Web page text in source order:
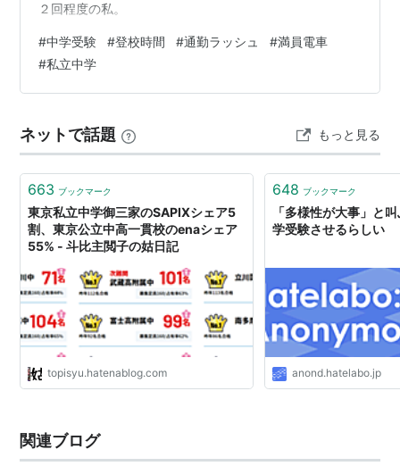
２回程度の私。
#中学受験 #登校時間 #通勤ラッシュ #満員電車
#私立中学
ネットで話題 もっと見る
663 ブックマーク
東京私立中学御三家のSAPIXシェア5
割、東京公立中高一貫校のenaシェア
55% - 斗比主閲子の姑日記
topisyu.hatenablog.com
648 ブックマーク
「多様性が大事」と
学受験させるらしい
anond.hatelabo.jp
関連ブログ